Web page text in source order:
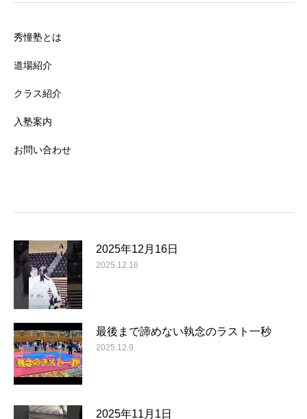
秀憧塾とは
道場紹介
クラス紹介
入塾案内
お問い合わせ
2025年12月16日
2025.12.16
最後まで諦めない執念のラスト一秒
2025.12.9
2025年11月1日